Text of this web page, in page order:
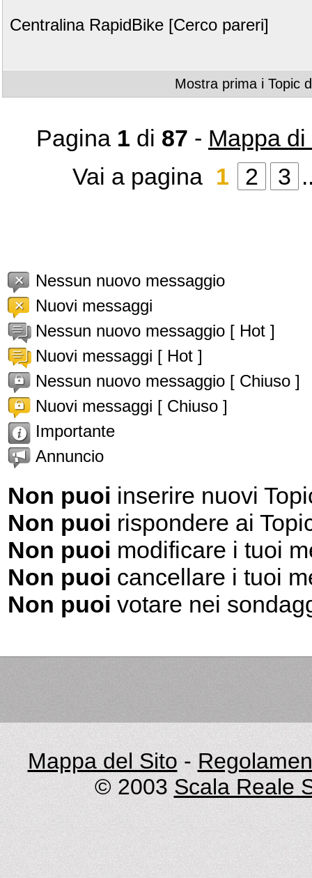
Centralina RapidBike [Cerco pareri]
Mostra prima i Topic
Pagina 1 di 87 - Mappa
Vai a pagina 1 2 3
Nessun nuovo messaggio
Nuovi messaggi
Nessun nuovo messaggio [ Hot ]
Nuovi messaggi [ Hot ]
Nessun nuovo messaggio [ Chiuso ]
Nuovi messaggi [ Chiuso ]
Importante
Annuncio
Non puoi inserire nuovi
Non puoi rispondere ai
Non puoi modificare i tuoi
Non puoi cancellare i tuoi
Non puoi votare nei
Mappa del Sito -
© 2003 Scala Reale